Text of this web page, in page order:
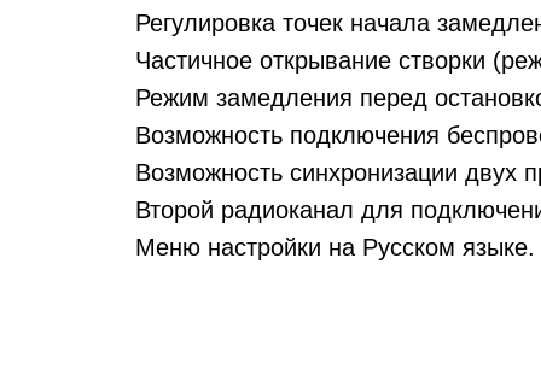
Регулировка точек начала
Частичное открывание створки
Режим замедления перед
Возможность подключения
Возможность синхронизации двух
Второй радиоканал для
Меню настройки на Русском языке.